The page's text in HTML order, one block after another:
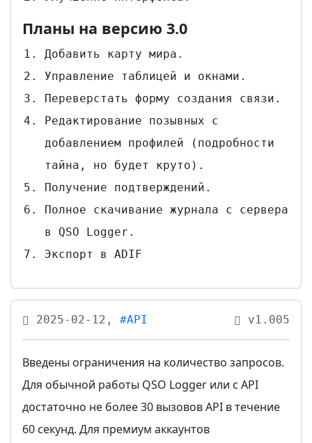
Планы на версию 3.0
Добавить карту мира.
Управление таблицей и окнами.
Переверстать форму создания связи.
Редактирование позывных с
добавлением профилей (подробности
тайна, но будет круто).
Получение подтверждений.
Полное скачивание журнала с сервера
в QSO Logger.
Экспорт в ADIF
2025-02-12, #API v1.005
Введены ограничения на количество запросов.
Для обычной работы QSO Logger или с API
достаточно не более 30 вызовов API в течение
60 секунд. Для премиум аккаунтов